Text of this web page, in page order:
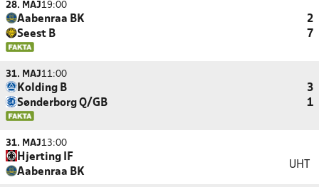
28. MAJ19:00
Aabenraa BK
2
Seest B
7
31. MAJ11:00
Kolding B
3
Sønderborg Q/GB
1
31. MAJ13:00
Hjerting IF
Aabenraa BK
UHT